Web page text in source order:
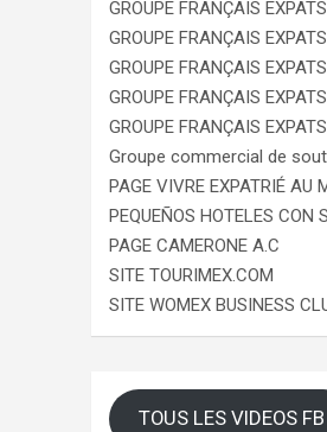
GROUPE FRANÇAIS
GROUPE FRANÇAIS
GROUPE FRANÇAIS
GROUPE FRANÇAIS
GROUPE FRANÇAIS
Groupe commercial de
PAGE VIVRE EXPATRIÉ AU
PEQUEÑOS HOTELES CON
PAGE CAMERONE A.C
SITE TOURIMEX.COM
SITE WOMEX BUSINESS
TOUS LES VIDEOS FB